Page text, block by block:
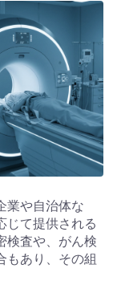
業や自治体な
じて提供される
検査や、がん検
もあり、その組